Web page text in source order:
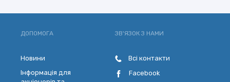
ДОПОМОГА
Новини
Інформація для
ЗВ'ЯЗОК З НАМИ
Всі контакти
Facebook